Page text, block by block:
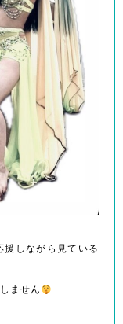
援しながら見ている
ません